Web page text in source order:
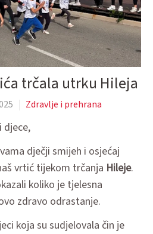
trčala utrku Hileja
Zdravlje i prehrana
djece,
dječji smijeh i osjećaj
vrtić tijekom trčanja Hileje.
koliko je tjelesna
zdravo odrastanje.
koja su sudjelovala čin je